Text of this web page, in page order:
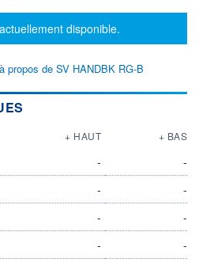
disponible.
propos de SV HANDBK RG-B
+ HAUT + BAS
-
-
-
-
-
-
-
-